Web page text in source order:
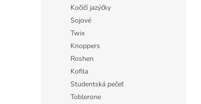
Kočičí jazýčky
Sojové
Twix
Knoppers
Roshen
Kofila
Studentská pečeť
Toblerone